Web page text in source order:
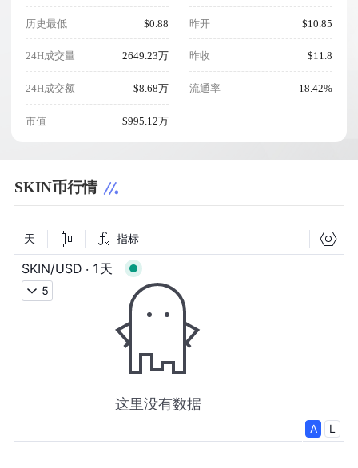
历史最低 $0.88
24H成交量 2649.23万
24H成交额 $8.68万
市值 $995.12万
昨开 $10.85
昨收 $11.8
流通率 18.42%
SKIN币行情